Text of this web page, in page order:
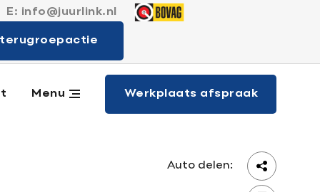
E: info@juurlink.nl
Menu Werkplaats afspraak
Auto delen: